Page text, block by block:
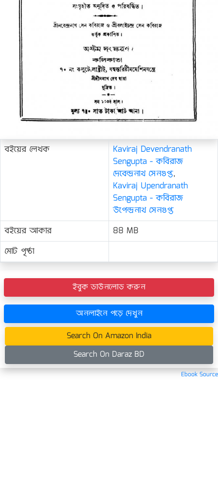
বইয়ের লেখক
Kaviraj Devendranath
Sengupta - কবিরাজ
দেবেন্দ্রনাথ সেনগুপ্ত,
Kaviraj Upendranath
Sengupta - কবিরাজ
উপেন্দ্রনাথ সেনগুপ্ত
বইয়ের আকার
88 MB
মোট পৃষ্ঠা
ইবুক ডাউনলোড করুন
অনলাইনে পড়ে দেখুন
Search On Amazon India
Search On Daraz BD
Ebook Source